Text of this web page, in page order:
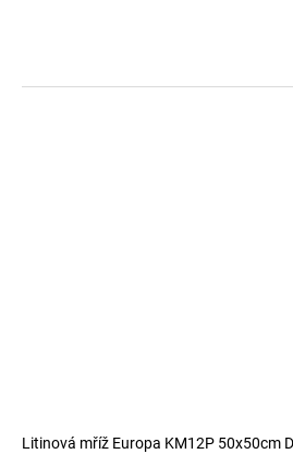
Litinová mříž Europa KM12P 50x50cm